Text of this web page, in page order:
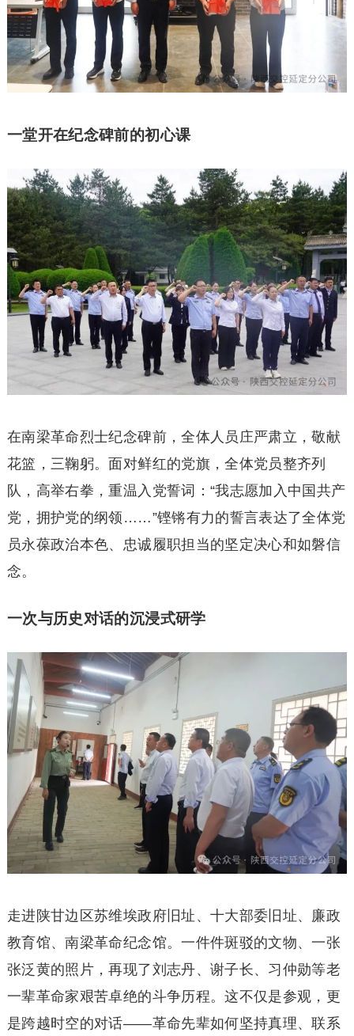
一堂开在纪念碑前的初心课
在南梁革命烈士纪念碑前，全体人员庄严肃立，敬献
花篮，三鞠躬。面对鲜红的党旗，全体党员整齐列
队，高举右拳，重温入党誓词：“我志愿加入中国共产
党，拥护党的纲领……”铿锵有力的誓言表达了全体党
员永葆政治本色、忠诚履职担当的坚定决心和如磐信
念。
一次与历史对话的沉浸式研学
走进陕甘边区苏维埃政府旧址、十大部委旧址、廉政
教育馆、南梁革命纪念馆。一件件斑驳的文物、一张
张泛黄的照片，再现了刘志丹、谢子长、习仲勋等老
一辈革命家艰苦卓绝的斗争历程。这不仅是参观，更
是跨越时空的对话——革命先辈如何坚持真理、联系